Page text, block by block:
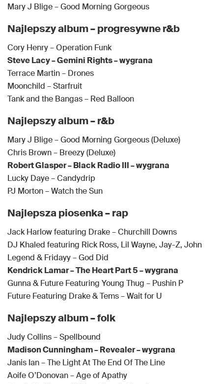
Mary J Blige – Good Morning Gorgeous
Najlepszy album – progresywne r&b
Cory Henry – Operation Funk
Steve Lacy – Gemini Rights – wygrana
Terrace Martin – Drones
Moonchild – Starfruit
Tank and the Bangas – Red Balloon
Najlepszy album – r&b
Mary J Blige – Good Morning Gorgeous (Deluxe)
Chris Brown – Breezy (Deluxe)
Robert Glasper – Black Radio III – wygrana
Lucky Daye – Candydrip
PJ Morton – Watch the Sun
Najlepsza piosenka – rap
Jack Harlow featuring Drake – Churchill Downs
DJ Khaled featuring Rick Ross, Lil Wayne, Jay-Z, John
Legend & Fridayy – God Did
Kendrick Lamar – The Heart Part 5 – wygrana
Gunna & Future Featuring Young Thug – Pushin P
Future Featuring Drake & Tems – Wait for U
Najlepszy album – folk
Judy Collins – Spellbound
Madison Cunningham – Revealer – wygrana
Janis Ian – The Light At The End Of The Line
Aoife O’Donovan – Age of Apathy